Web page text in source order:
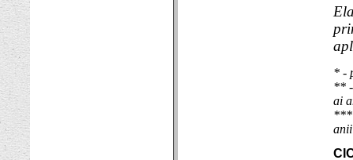
* -
** -
ai
***